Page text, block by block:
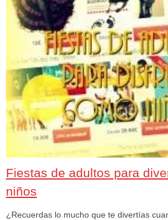
Fiestas de adultos para
niños
¿Recuerdas lo mucho que te divertías